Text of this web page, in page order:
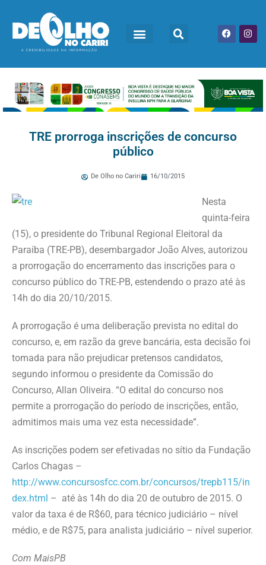
TRE prorroga inscrições de concurso
público
De Olho no Cariri 16/10/2015
Nesta
quinta-feira
(15), o presidente do Tribunal Regional Eleitoral da
Paraíba (TRE-PB), desembargador João Alves, autorizou
a prorrogação do encerramento das inscrições para o
concurso público do TRE-PB, estendendo o prazo até às
14h do dia 20/10/2015.
A prorrogação é uma deliberação prevista no edital do
concurso, e, em razão da greve bancária, esta decisão foi
tomada para não prejudicar pretensos candidatos,
segundo informou o presidente da Comissão do
Concurso, Allan Oliveira. “O edital do concurso nos
permite a prorrogação do período de inscrições, então,
admitimos mais uma vez esta necessidade”.
As inscrições podem ser efetivadas no sítio da Fundação
Carlos Chagas –
http://www.concursosfcc.com.br/concursos/trepb115/in
dex.html – até às 14h do dia 20 de outubro de 2015. O
valor da taxa é de R$60, para técnico judiciário – nível
médio, e de R$75, para analista judiciário – nível superior.
Com MaisPB